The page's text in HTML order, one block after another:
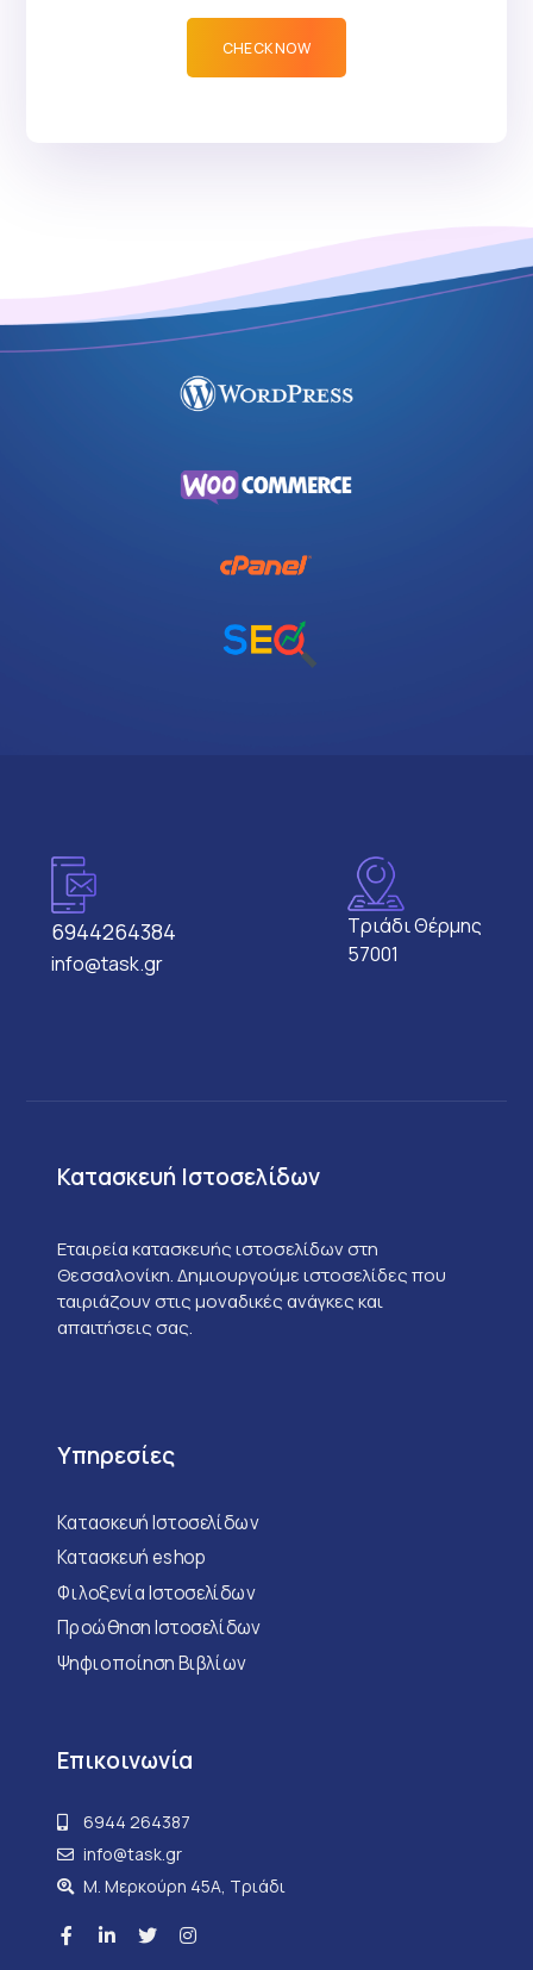
6944264384
info@task.gr
Τριάδι Θέρμης
57001
Κατασκευή Ιστοσελίδων
Εταιρεία κατασκευής ιστοσελίδων στη
Θεσσαλονίκη. Δημιουργούμε ιστοσελίδες που
ταιριάζουν στις μοναδικές ανάγκες και
απαιτήσεις σας.
Υπηρεσίες
Κατασκευή Ιστοσελίδων
Κατασκευή eshop
Φιλοξενία Ιστοσελίδων
Προώθηση Ιστοσελίδων
Ψηφιοποίηση Βιβλίων
Επικοινωνία
6944 264387
info@task.gr
M. Μερκούρη 45Α, Τριάδι